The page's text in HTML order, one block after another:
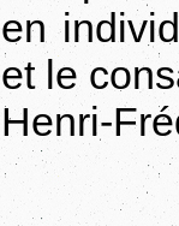
en
et le
Henri-